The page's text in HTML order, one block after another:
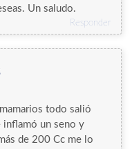
Un saludo.
Responder
todo salió
inflamó un seno y
de 200 Cc me lo